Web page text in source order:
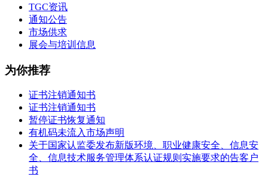
TGC资讯
通知公告
市场供求
展会与培训信息
为你推荐
证书注销通知书
证书注销通知书
暂停证书恢复通知
有机码未流入市场声明
关于国家认监委发布新版环境、职业健康安全、信息安
全、信息技术服务管理体系认证规则实施要求的告客户
书